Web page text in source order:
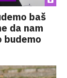
baš
da nam
budemo